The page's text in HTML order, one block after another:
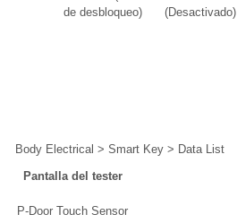
de desbloqueo)
(Desactivado)
Body Electrical > Smart Key > Data List
Pantalla del tester
P-Door Touch Sensor